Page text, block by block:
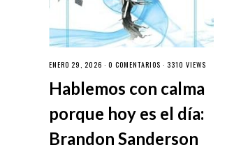
ENERO 29, 2026 · 0 COMENTARIOS · 3310 VIEWS
Hablemos con calma
porque hoy es el día:
Brandon Sanderson